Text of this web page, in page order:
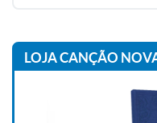
LOJA CANÇÃO